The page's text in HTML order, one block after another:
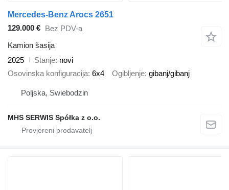
Mercedes-Benz Arocs 2651
129.000 € Bez PDV-a
Kamion šasija
2025
Stanje novi
Osovinska konfiguracija 6x4 Ogibljenje gibanj/gibanj
Poljska, Swiebodzin
MHS SERWIS Spółka z o.o.